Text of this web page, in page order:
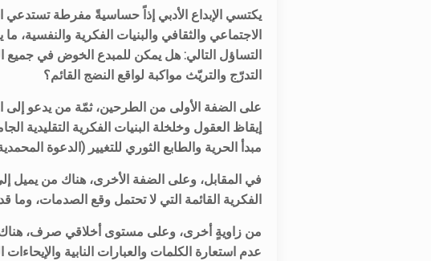
يكتسي الإبداع الأدبي إذاً حساسيةً مفرطة تستدعي
الاجتماعي والثقافي والبنيات الفكرية
التساؤل التالي: هل يمكن للمبدع الخوض في جميع
التدرّج والتريّث مواكبة لواقع النضج القائم؟
على الضفة الأولى من الطرحين، ثمّة من يدعو
إيقاظ العقول وخلخلة البنيات الفكرية التقليدية
مبدأ الحرية والطابع الثوري للتغيير (الدعوة
في المقابل، وعلى الضفة الأخرى، هناك من يميل
الفكرية القائمة التي لا تحتمل وقع الصدمات،
من زاويةٍ أخرى، وعلى مستوى أخلاقي صرف، هناك
عدم استعارة الكلمات والعبارات النابية